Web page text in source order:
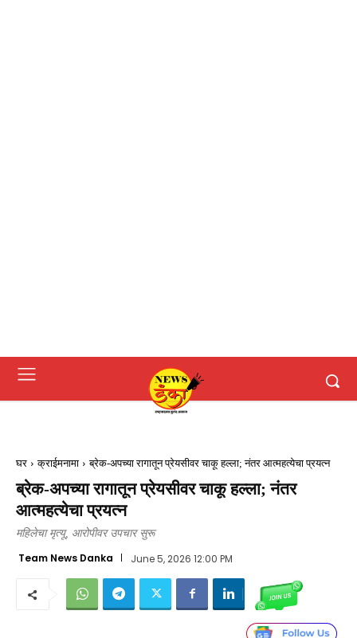
घर क्राईमनामा ब्रेक-अपच्या रागातून प्रेयसीवर चाकू हल्ला; नंतर आत्महत्येचा प्रयत्न
ब्रेक-अपच्या रागातून प्रेयसीवर चाकू हल्ला; नंतर
आत्महत्येचा प्रयत्न
महिलेचा मृत्यू, आरोपीवर उपचार सुरू
Team News Danka June 5, 2026 12:00 PM